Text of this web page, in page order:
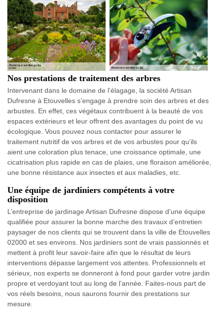
Nos prestations de traitement des arbres
Intervenant dans le domaine de l’élagage, la société Artisan
Dufresne à Etouvelles s’engage à prendre soin des arbres et des
arbustes. En effet, ces végétaux contribuent à la beauté de vos
espaces extérieurs et leur offrent des avantages du point de vu
écologique. Vous pouvez nous contacter pour assurer le
traitement nutritif de vos arbres et de vos arbustes pour qu’ils
aient une coloration plus tenace, une croissance optimale, une
cicatrisation plus rapide en cas de plaies, une floraison améliorée,
une bonne résistance aux insectes et aux maladies, etc.
Une équipe de jardiniers compétents à votre
disposition
L’entreprise de jardinage Artisan Dufresne dispose d’une équipe
qualifiée pour assurer la bonne marche des travaux d’entretien
paysager de nos clients qui se trouvent dans la ville de Etouvelles
02000 et ses environs. Nos jardiniers sont de vrais passionnés et
mettent à profit leur savoir-faire afin que le résultat de leurs
interventions dépasse largement vos attentes. Professionnels et
sérieux, nos experts se donneront à fond pour garder votre jardin
propre et verdoyant tout au long de l’année. Faites-nous part de
vos réels besoins, nous saurons fournir des prestations sur
mesure.